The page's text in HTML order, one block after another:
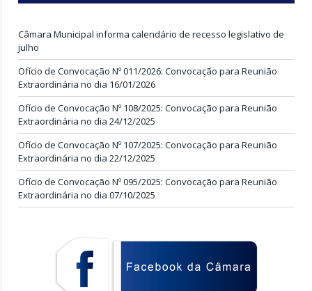
Câmara Municipal informa calendário de recesso legislativo de
julho
Ofício de Convocação Nº 011/2026: Convocação para Reunião
Extraordinária no dia 16/01/2026
Ofício de Convocação Nº 108/2025: Convocação para Reunião
Extraordinária no dia 24/12/2025
Ofício de Convocação Nº 107/2025: Convocação para Reunião
Extraordinária no dia 22/12/2025
Ofício de Convocação Nº 095/2025: Convocação para Reunião
Extraordinária no dia 07/10/2025